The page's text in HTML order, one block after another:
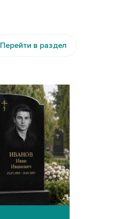
Перейти в раздел